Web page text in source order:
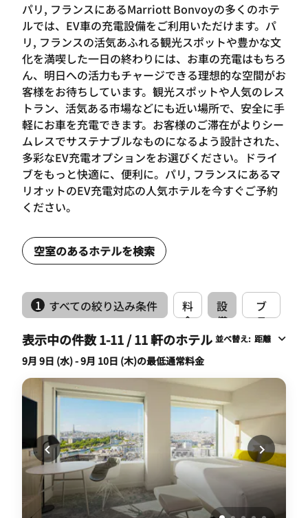
パリ, フランスにあるMarriott Bonvoyの多くのホテ
ルでは、EV車の充電設備をご利用いただけます。パ
リ, フランスの活気あふれる観光スポットや豊かな文
化を満喫した一日の終わりには、お車の充電はもちろ
ん、明日への活力もチャージできる理想的な空間がお
客様をお待ちしています。観光スポットや人気のレス
トラン、活気ある市場などにも近い場所で、安全に手
軽にお車を充電できます。お客様のご滞在がよりシー
ムレスでサステナブルなものになるよう設計された、
多彩なEV充電オプションをお選びください。ドライ
ブをもっと快適に、便利に。パリ, フランスにあるマ
リオットのEV充電対応の人気ホテルを今すぐご予約
ください。
空室のあるホテルを検索
1 すべての絞り込み条件
料
金
設
備
ブ
ラ
ン
表示中の件数 1-11 / 11 軒のホテル 並べ替え: 距離
9月 9日 (水) - 9月 10日 (木)の最低通常料金